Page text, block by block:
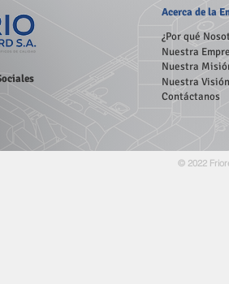
Acercade la
¿Por qué
Nuestra
Nuestra
Nuestra Visión
Contáctanos
© 2022